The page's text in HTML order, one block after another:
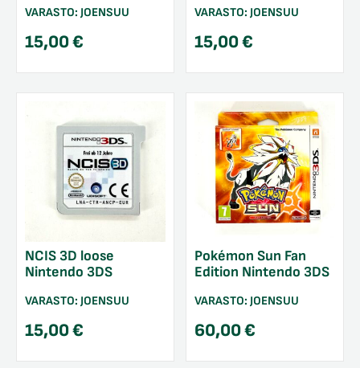
VARASTO: JOENSUU
15,00€
VARASTO: JOENSUU
15,00€
NCIS 3D loose
Nintendo 3DS
VARASTO: JOENSUU
15,00€
Pokémon Sun Fan
Edition Nintendo 3DS
VARASTO: JOENSUU
60,00€